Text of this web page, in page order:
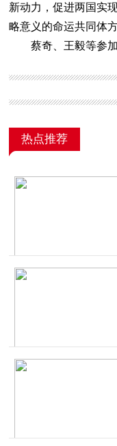
新动力，促进两国实
略意义的命运共同体
蔡奇、王毅等参加
热点推荐